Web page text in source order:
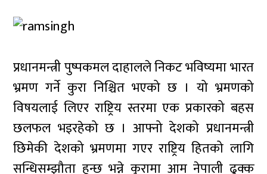
प्रधानमन्त्री पुष्पकमल दाहालले निकट भविष्यमा भारत
भ्रमण गर्ने कुरा निश्चित भएको छ । यो भ्रमणको
विषयलाई लिएर राष्ट्रिय स्तरमा एक प्रकारको बहस
छलफल भइरहेको छ । आफ्नो देशको प्रधानमन्त्री
छिमेकी देशको भ्रमणमा गएर राष्ट्रिय हितको लागि
सन्धिसम्झौता हुन्छ भन्ने कुरामा आम नेपाली ढुक्क